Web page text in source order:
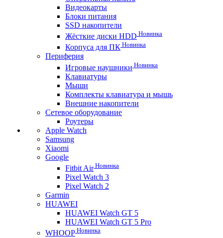
Видеокарты
Блоки питания
SSD накопители
Жёсткие диски HDD Новинка
Корпуса для ПК Новинка
Периферия
Игровые наушники Новинка
Клавиатуры
Мыши
Комплекты клавиатура и мышь
Внешние накопители
Сетевое оборудование
Роутеры
Apple Watch
Samsung
Xiaomi
Google
Fitbit AirНовинка
Pixel Watch 3
Pixel Watch 2
Garmin
HUAWEI
HUAWEI Watch GT 5
HUAWEI Watch GT 5 Pro
WHOOP Новинка